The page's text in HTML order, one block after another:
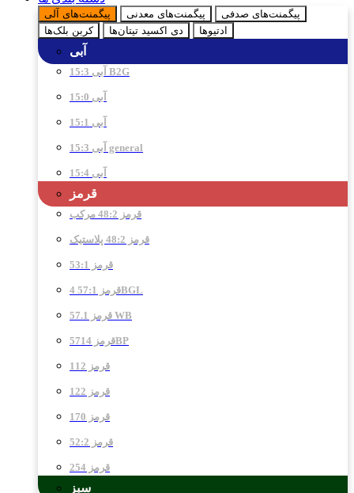
پیگمنت‌های آلی پیگمنت‌های معدنی
پیگمنت‌های صدفی
کربن بلک‌ها
دی اکسید تیتان‌ها ادتیو‌ها
آبی
آبی 15:3 B2G
آبی 15:0
آبی 15:1
آبی 15:3 general
آبی 15:4
قرمز
قرمز 48:2 مرکب
قرمز 48:2 پلاستیک
قرمز 53:1
قرمز 57:1 4BGL
قرمز 57.1 WB
قرمز 5714BP
قرمز 112
قرمز 122
قرمز 170
قرمز 52:2
قرمز 254
سبز